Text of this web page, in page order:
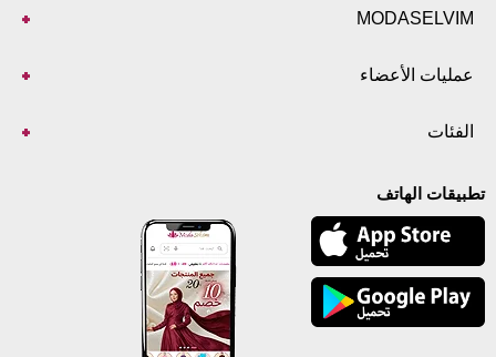
MODASELVIM
عمليات الأعضاء
الفئات
تطبيقات الهاتف